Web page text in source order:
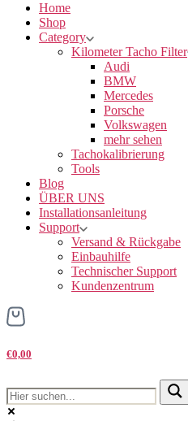
Home
Shop
Category
Kilometer Tacho Filter
Audi
BMW
Mercedes
Porsche
Volkswagen
mehr sehen
Tachokalibrierung
Tools
Blog
ÜBER UNS
Installationsanleitung
Support
Versand & Rückgabe
Einbauhilfe
Technischer Support
Kundenzentrum
€0,00